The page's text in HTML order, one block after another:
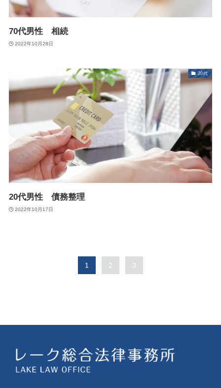
70代男性 相続
2022年10月28日
20代
20代男性 債務整理
2022年10月17日
1 2 3